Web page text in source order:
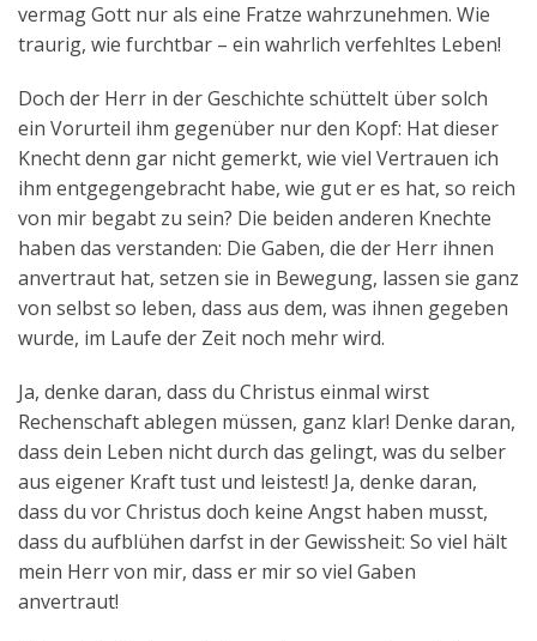
vermag Gott nur als eine Fratze wahrzunehmen. Wie
traurig, wie furchtbar – ein wahrlich verfehltes Leben!
Doch der Herr in der Geschichte schüttelt über solch
ein Vorurteil ihm gegenüber nur den Kopf: Hat dieser
Knecht denn gar nicht gemerkt, wie viel Vertrauen ich
ihm entgegengebracht habe, wie gut er es hat, so reich
von mir begabt zu sein? Die beiden anderen Knechte
haben das verstanden: Die Gaben, die der Herr ihnen
anvertraut hat, setzen sie in Bewegung, lassen sie ganz
von selbst so leben, dass aus dem, was ihnen gegeben
wurde, im Laufe der Zeit noch mehr wird.
Ja, denke daran, dass du Christus einmal wirst
Rechenschaft ablegen müssen, ganz klar! Denke daran,
dass dein Leben nicht durch das gelingt, was du selber
aus eigener Kraft tust und leistest! Ja, denke daran,
dass du vor Christus doch keine Angst haben musst,
dass du aufblühen darfst in der Gewissheit: So viel hält
mein Herr von mir, dass er mir so viel Gaben
anvertraut!